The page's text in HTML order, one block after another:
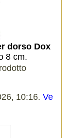
dorso Dox
8 cm.
10:16. Ve